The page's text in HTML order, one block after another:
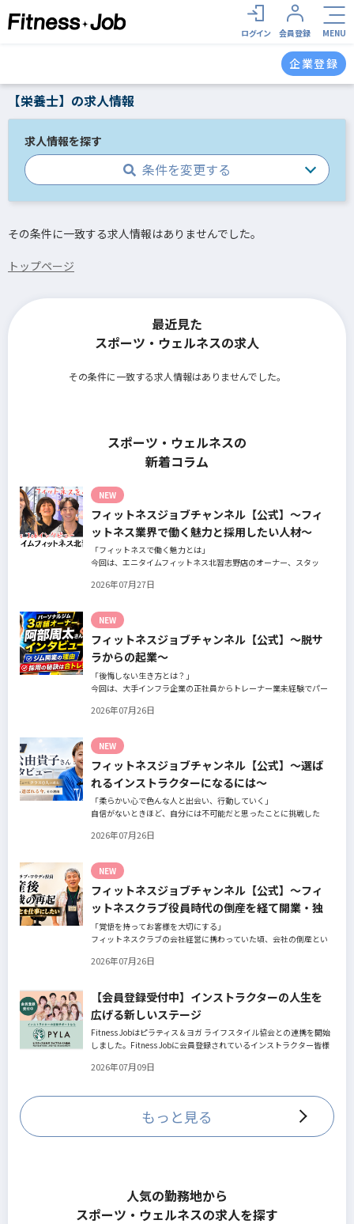
ログイン 会員登録 MENU
企業登録
【栄養士】の求人情報
求人情報を探す
条件を変更する
その条件に一致する求人情報はありませんでした。
トップページ
最近見た
スポーツ・ウェルネスの求人
その条件に一致する求人情報はありませんでした。
スポーツ・ウェルネスの
新着コラム
NEW
フィットネスジョブチャンネル【公式】～フィ
ットネス業界で働く魅力と採用したい人材～
「フィットネスで働く魅力とは」
今回は、エニタイムフィットネス北習志野店のオーナー、スタッ
についてインタビュー。オーナー様からはスタッフの採用基準、実
はそのスタッフの皆様がつくる施設やフィットネスについての魅力
を語っていただきました。
2026年07月27日
NEW
フィットネスジョブチャンネル【公式】～脱サ
ラからの起業～
「後悔しない生き方とは？」
今回は、大手インフラ企業の正社員からトレーナー業未経験でパー
の阿部周大さんへインタビュー。
2026年07月26日
NEW
フィットネスジョブチャンネル【公式】～選ば
れるインストラクターになるには～
「柔らかい心で色んな人と出会い、行動していく」
自信がないときほど、自分には不可能だと思ったことに挑戦した
そんな風に自分だけでは思いつかないことを行動に移してきた結果
さん。選ばれるインストラクターになるために若松さんが取られた
行動とは？
2026年07月26日
NEW
フィットネスジョブチャンネル【公式】～フィ
ットネスクラブ役員時代の倒産を経て開業・独
立～
「覚悟を持ってお客様を大切にする」
フィットネスクラブの会社経営に携わっていた頃、会社の倒産とい
たパーソナルジム「ファントレイン」代表近藤健祐さんにインタビ
フィットネスクラブのキャンペーンや違約金制度はお客様を大切に
する仕組みだろうか！？資金が底をつく恐怖と闘いながらもお客様
との絆を築き上げた秘訣とは？
2026年07月26日
【会員登録受付中】インストラクターの人生を
広げる新しいステージ
Fitness Jobはピラティス＆ヨガ ライフスタイル協会との連携を開始
しました。Fitness Jobに会員登録されているインストラクター皆様
していきます。
2026年07月09日
もっと見る
人気の勤務地から
スポーツ・ウェルネスの求人を探す